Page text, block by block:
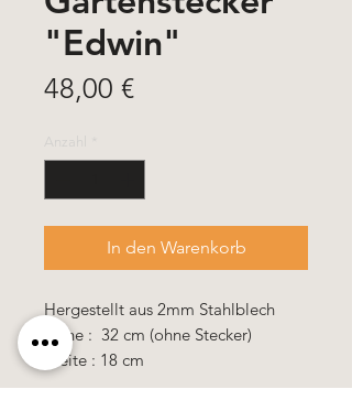
"Edwin"
48,00 €Preis
Anzahl
In den Warenkorb
Hergestellt aus 2mm Stahlblech
Höhe : 32 cm (ohne Stecker)
Breite : 18 cm